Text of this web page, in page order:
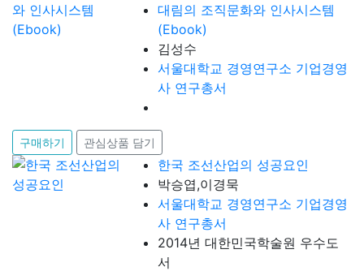
대림의 조직문화와 인사시스템
(Ebook)
김성수
서울대학교 경영연구소 기업경영
사 연구총서
구매하기 관심상품 담기
한국 조선산업의 성공요인
박승엽,이경묵
서울대학교 경영연구소 기업경영
사 연구총서
2014년 대한민국학술원 우수도
서